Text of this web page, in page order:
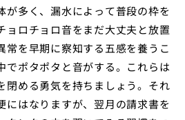
多く、漏水によって普段の枠を
ョロチョロ音をまだ大丈夫と放置
を早期に察知する五感を養うこ
でポタポタと音がする。これらは
閉める勇気を持ちましょう。それ
はなりますが、翌月の請求書を